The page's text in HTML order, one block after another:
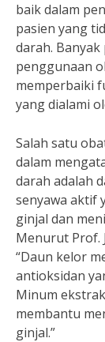
baik dalam
pasien yang
darah.
penggunaan
memperbaiki
yang dialami
Salah satu
dalam
darah adalah
senyawa aktif
ginjal dan
Menurut Prof.
“Daun kelor
antioksidan
Minum
membantu
ginjal.”